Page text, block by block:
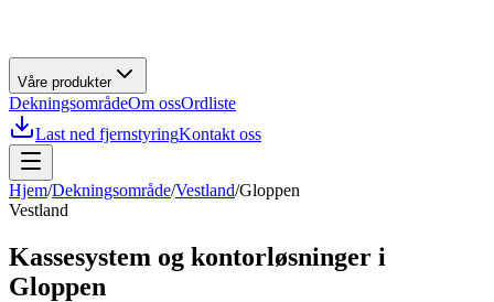
Våre produkter
DekningsområdeOm ossOrdliste
Last ned fjernstyringKontakt oss
Hjem/Dekningsområde/Vestland/Gloppen
Vestland
Kassesystem og kontorløsninger i
Gloppen